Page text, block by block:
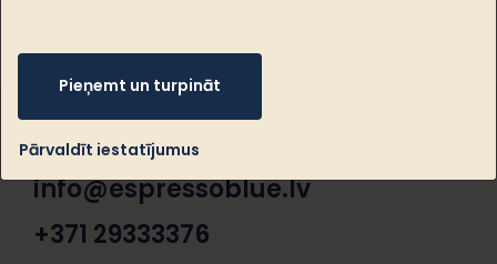
info@espressoblue.lv
+371 29333376
Pieņemt un turpināt
Pārvaldīt iestatījumus